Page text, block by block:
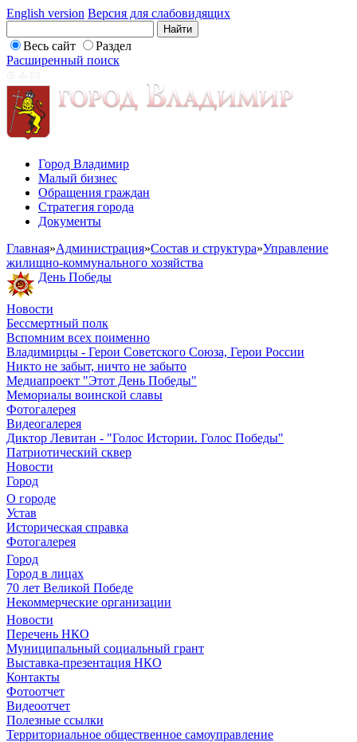
English version Версия для слабовидящих
Весь сайт
Раздел
Расширенный поиск
Город Владимир
Малый бизнес
Обращения граждан
Стратегия города
Документы
Главная»Администрация»Состав и структура»Управление
жилищно-коммунального хозяйства
День Победы
Новости
Бессмертный полк
Вспомним всех поименно
Владимирцы - Герои Советского Союза, Герои России
Никто не забыт, ничто не забыто
Медиапроект "Этот День Победы"
Мемориалы воинской славы
Фотогалерея
Видеогалерея
Диктор Левитан - "Голос Истории. Голос Победы"
Патриотический сквер
Новости
Город
О городе
Устав
Историческая справка
Фотогалерея
Город
Город в лицах
70 лет Великой Победе
Некоммерческие организации
Новости
Перечень НКО
Муниципальный социальный грант
Выставка-презентация НКО
Контакты
Фотоотчет
Видеоотчет
Полезные ссылки
Территориальное общественное самоуправление